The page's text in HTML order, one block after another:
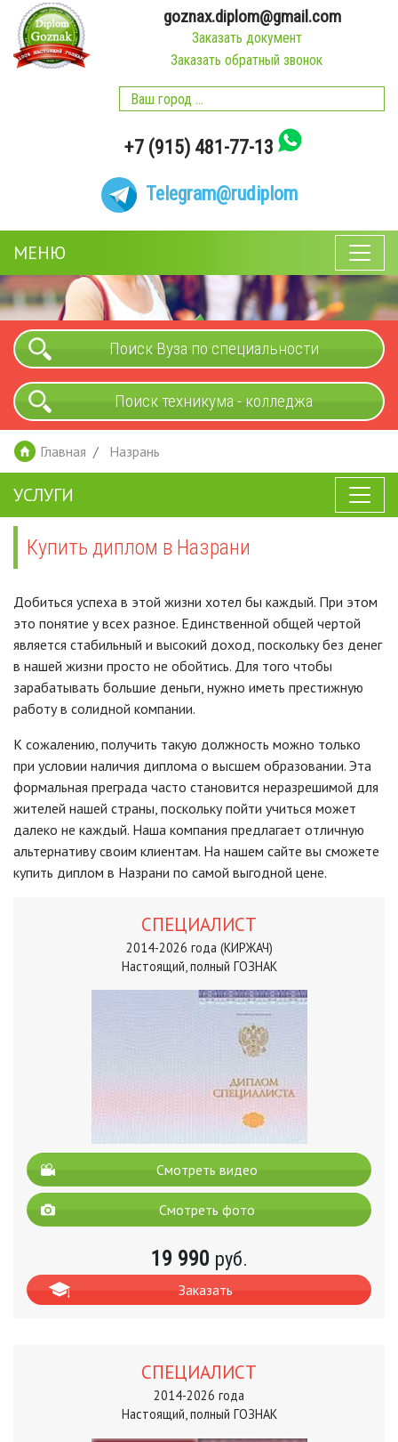
goznax.diplom@gmail.com
Заказать документ
Заказать обратный звонок
+7 (915) 481-77-13
Telegram@rudiplom
МЕНЮ
Поиск Вуза по специальности
Поиск техникума - колледжа
Главная Назрань
УСЛУГИ
Купить диплом в Назрани
Добиться успеха в этой жизни хотел бы каждый. При этом
это понятие у всех разное. Единственной общей чертой
является стабильный и высокий доход, поскольку без денег
в нашей жизни просто не обойтись. Для того чтобы
зарабатывать большие деньги, нужно иметь престижную
работу в солидной компании.
К сожалению, получить такую должность можно только
при условии наличия диплома о высшем образовании. Эта
формальная преграда часто становится неразрешимой для
жителей нашей страны, поскольку пойти учиться может
далеко не каждый. Наша компания предлагает отличную
альтернативу своим клиентам. На нашем сайте вы сможете
купить диплом в Назрани по самой выгодной цене.
СПЕЦИАЛИСТ
2014-2026 года (КИРЖАЧ)
Настоящий, полный ГОЗНАК
Смотреть видео
Смотреть фото
19 990 руб.
Заказать
СПЕЦИАЛИСТ
2014-2026 года
Настоящий, полный ГОЗНАК